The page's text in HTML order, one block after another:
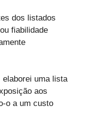
dos listados
fiabilidade
uma lista
aos
o a um custo